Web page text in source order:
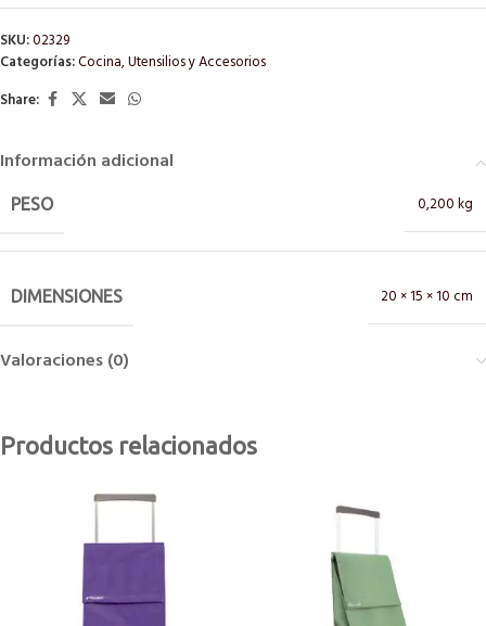
SKU:02329
Categorías:Cocina,Utensilios y Accesorios
Share:
Información adicional
PESO 0,200 kg
DIMENSIONES 20 × 15 × 10 cm
Valoraciones (0)
Productos relacionados